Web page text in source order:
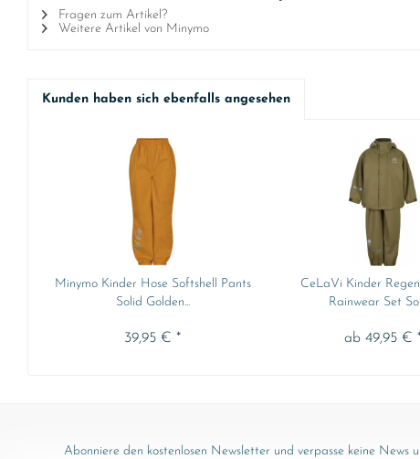
Fragen zum Artikel?
Weitere Artikel von Minymo
Kunden haben sich ebenfalls angesehen
Minymo Kinder Hose Softshell Pants
Solid Golden...
39,95 € *
CeLaVi Kinder
Rainwear Set
ab 49,95 €
Abonniere den kostenlosen Newsletter und verpasse keine News